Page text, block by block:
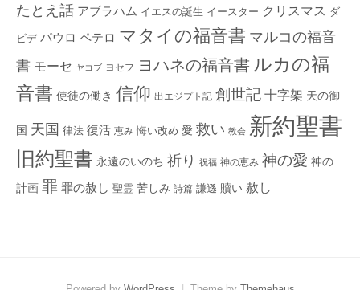
たとえ話 アブラハム イエスの誕生 イースター クリスマス ダ
ビデ パウロ ペテロ マタイの福音書 マルコの福音
書 モーセ ヤコブ ヨセフ ヨハネの福音書 ルカの福
音書 使徒の働き 信仰 出エジプト記 創世記 十字架 天の御
国 天国 律法 復活 恵み 悔い改め 愛 救い 教会 新約聖書
旧約聖書 永遠のいのち 祈り 祝福 神の恵み 神の愛 神の
計画 罪 罪の赦し 聖霊 苦しみ 詩篇 謙遜 贖い 赦し